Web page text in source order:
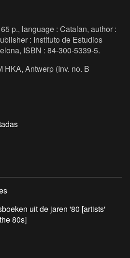
p., language : Catalan, author :
: Instituto de Estudios
ISBN : 84-300-5339-5.
Antwerp (Inv. no. B
uit de jaren '80 [artists'
80s]